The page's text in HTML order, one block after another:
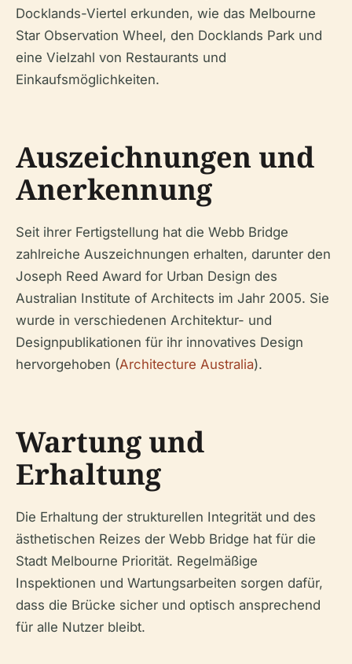
Docklands-Viertel erkunden, wie das Melbourne
Star Observation Wheel, den Docklands Park und
eine Vielzahl von Restaurants und
Einkaufsmöglichkeiten.
Auszeichnungen und
Anerkennung
Seit ihrer Fertigstellung hat die Webb Bridge
zahlreiche Auszeichnungen erhalten, darunter den
Joseph Reed Award for Urban Design des
Australian Institute of Architects im Jahr 2005. Sie
wurde in verschiedenen Architektur- und
Designpublikationen für ihr innovatives Design
hervorgehoben (Architecture Australia).
Wartung und
Erhaltung
Die Erhaltung der strukturellen Integrität und des
ästhetischen Reizes der Webb Bridge hat für die
Stadt Melbourne Priorität. Regelmäßige
Inspektionen und Wartungsarbeiten sorgen dafür,
dass die Brücke sicher und optisch ansprechend
für alle Nutzer bleibt.